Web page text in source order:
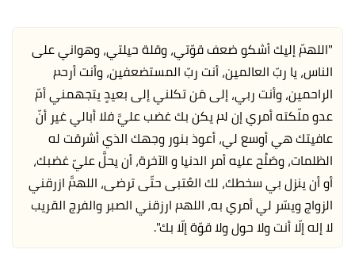
"اللهمّ إليك أشكو ضعف قوّتي، وقلة حيلتي، وهواني على
الناس، يا ربّ العالمين، أنت ربّ المستضعفين، وأنت أرحم
الراحمين، وأنت ربي، إلى مَن تكلني إلى بعيدٍ يتجهمني أمّ
عدو ملّكته أمري إن لم يكن بك غضب عليَّ فلا أبالي غير أنّ
عافيتك هي أوسع لي، أعوذ بنور وجهك الذي أشرقت له
الظلمات، وصَلُح عليه أمر الدنيا و الآخرة، أن يحلَّ عليّ غضبك،
أو أن ينزل بي سخطك، لك العُتبى حتّى ترضى، اللهمَّ ازرقني
الزواج ويسّر لي أمري به، اللهم ارزقني الصبر والفرج القريب
لا إله إلّا أنت ولا حول ولا قوّة إلّا بك".